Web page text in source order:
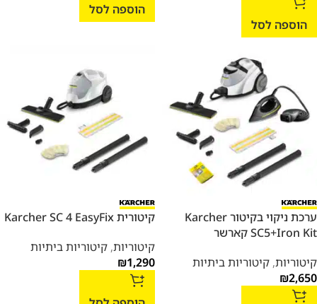
הוספה לסל
הוספה לסל
ערכת ניקוי בקיטור Karcher
SC5+Iron Kit קארשר
קיטוריות, קיטוריות ביתיות
₪2,650
קיטורית Karcher SC 4 EasyFix
קיטוריות, קיטוריות ביתיות
₪1,290